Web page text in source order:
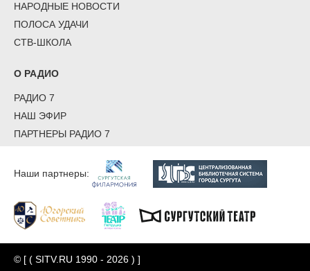
НАРОДНЫЕ НОВОСТИ
ПОЛОСА УДАЧИ
СТВ-ШКОЛА
О РАДИО
РАДИО 7
НАШ ЭФИР
ПАРТНЕРЫ РАДИО 7
Наши партнеры:
© [ ( SITV.RU 1990 - 2026 ) ]